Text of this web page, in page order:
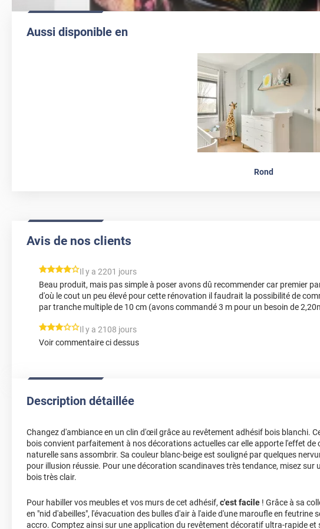
Aussi disponible en
Rond
Avis de nos clients
*****Il y a 2201 jours
Beau produit, mais pas simple à poser avons dû recommender car premier
d'où le cout un peu élevé pour cette rénovation il faudrait la possibilité de
par tranche multiple de 10 cm (avons commandé 3 m pour un besoin de
*****Il y a 2108 jours
Voir commentaire ci dessus
Description détaillée
Changez d'ambiance en un clin d'œil grâce au revêtement adhésif bois blanchi.
bois convient parfaitement à nos décorations actuelles car elle apporte l'effet de
naturelle sans assombrir. Sa couleur blanc-beige est souligné par quelques
pour illusion réussie. Pour une décoration scandinaves très tendance, misez sur
bois très clair.
Pour habiller vos meubles et vos murs de cet adhésif, c'est facile ! Grâce à sa
en "nid d'abeilles", l'évacuation des bulles d'air à l'aide d'une maroufle en feutrine
accro. Comptez ainsi sur une application du revêtement décoratif ultra-rapide et